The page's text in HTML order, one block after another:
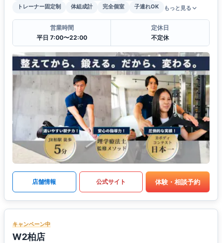
トレーナー固定制
体組成計 完全個室 子連れOK もっと見る
営業時間
平日 7:00〜22:00
定休日
不定休
店舗情報 公式サイト 体験・相談予約
キャンペーン中
W2柏店